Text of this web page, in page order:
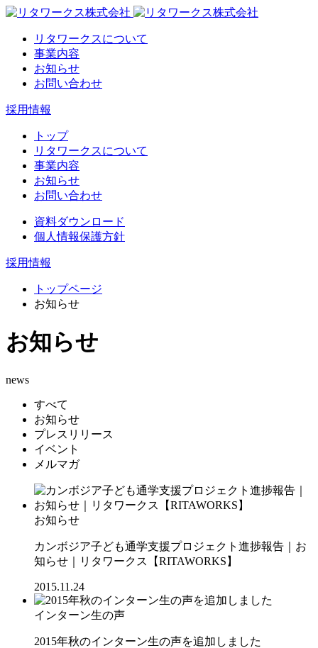
リタワークスについて
事業内容
お知らせ
お問い合わせ
採用情報
トップ
リタワークスについて
事業内容
お知らせ
お問い合わせ
資料ダウンロード
個人情報保護方針
採用情報
トップページ
お知らせ
お知らせ
news
すべて
お知らせ
プレスリリース
イベント
メルマガ
お知らせ
カンボジア子ども通学支援プロジェクト進捗報告｜お
知らせ｜リタワークス【RITAWORKS】
2015.11.24
インターン生の声
2015年秋のインターン生の声を追加しました